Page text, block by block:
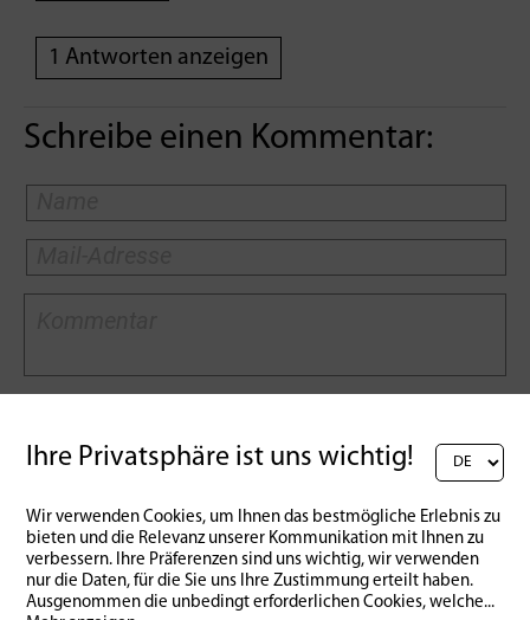
1 Antworten anzeigen
Schreibe einen Kommentar:
Zurück zur Übersicht
Ihre Privatsphäre ist uns wichtig!
Wir verwenden Cookies, um Ihnen das bestmögliche Erlebnis zu
bieten und die Relevanz unserer Kommunikation mit Ihnen zu
verbessern. Ihre Präferenzen sind uns wichtig, wir verwenden
nur die Daten, für die Sie uns Ihre Zustimmung erteilt haben.
Ausgenommen die unbedingt erforderlichen Cookies, welche...